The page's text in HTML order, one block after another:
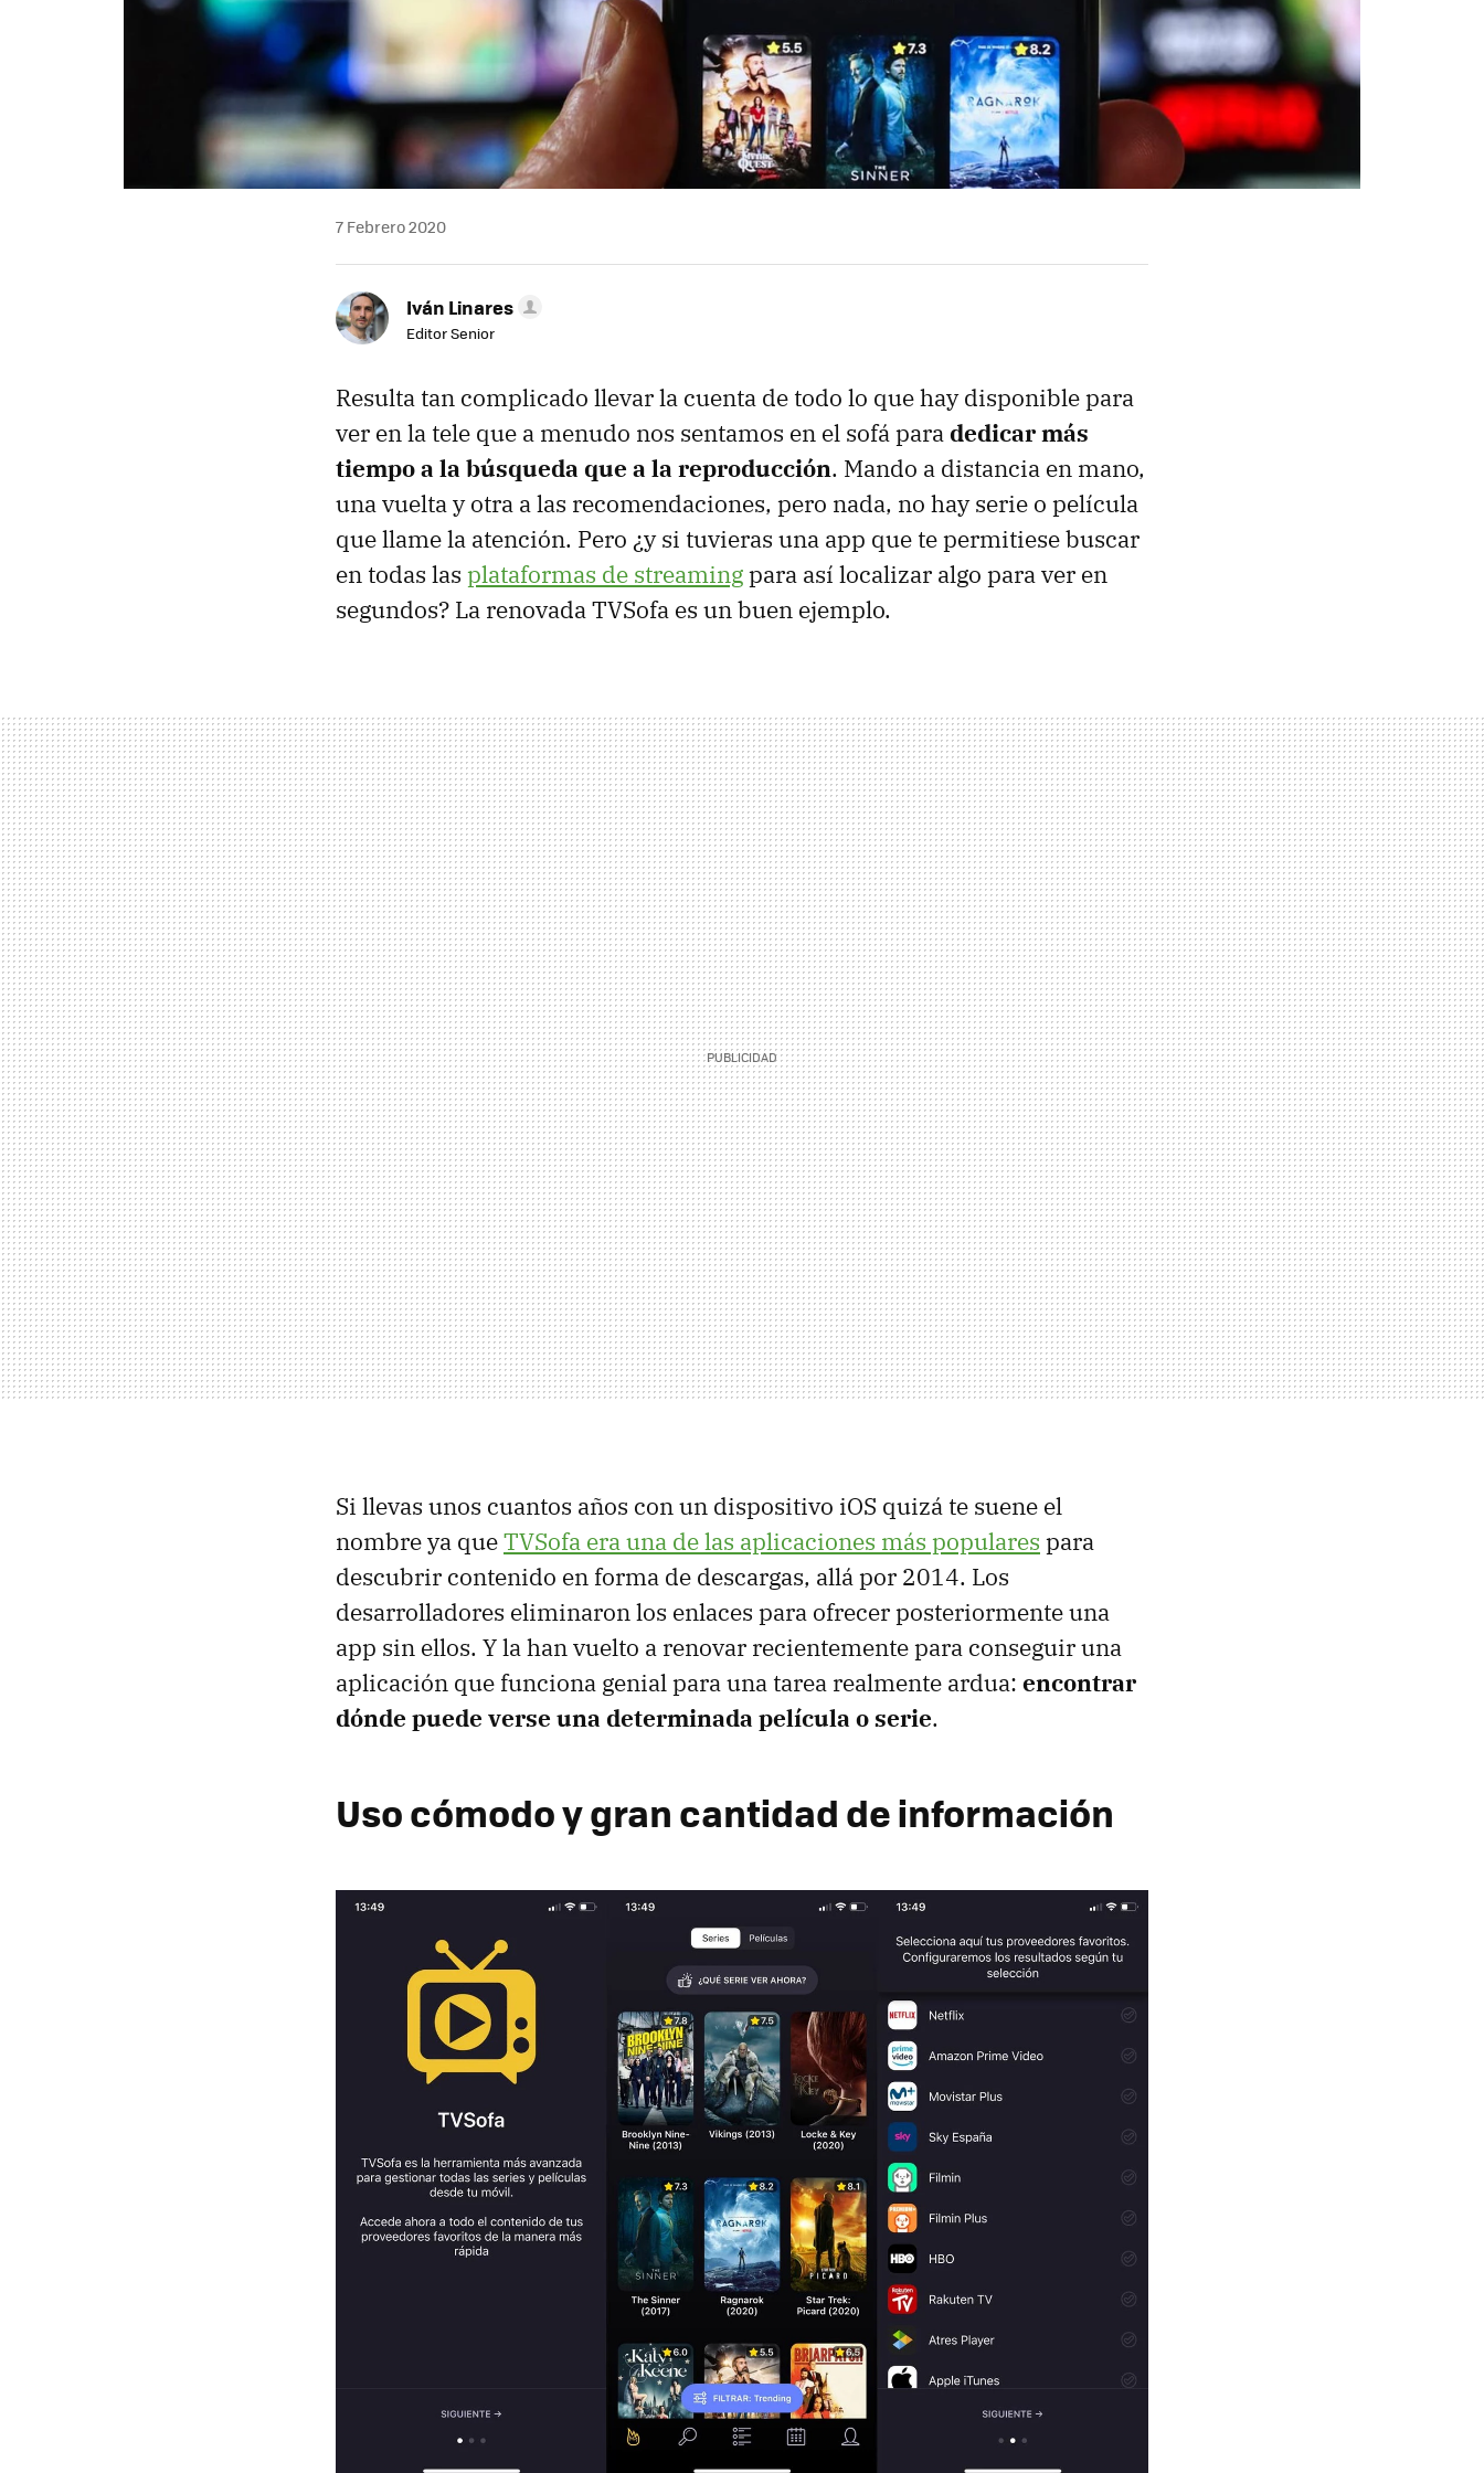
7 Febrero 2020
Iván Linares
Editor Senior
Resulta tan complicado llevar la cuenta de todo lo que hay disponible para
ver en la tele que a menudo nos sentamos en el sofá paradedicar más
tiempo a la búsqueda que a la reproducción. Mando a distancia en mano,
una vuelta y otra a las recomendaciones, pero nada, no hay serie o película
que llame la atención. Pero ¿y si tuvieras una app que te permitiese buscar
en todas las plataformas de streamingpara así localizar algo para ver en
segundos? La renovada TVSofa es un buen ejemplo.
Si llevas unos cuantos años con un dispositivo iOS quizá te suene el
nombre ya queTVSofa era una de las aplicaciones más populares para
descubrir contenido en forma de descargas, allá por 2014. Los
desarrolladores eliminaron los enlaces para ofrecer posteriormente una
app sin ellos. Y la han vuelto a renovar recientemente para conseguir una
aplicación que funciona genial para una tarea realmente ardua: encontrar
dónde puede verse una determinada película o serie.
Uso cómodo y gran cantidad de información